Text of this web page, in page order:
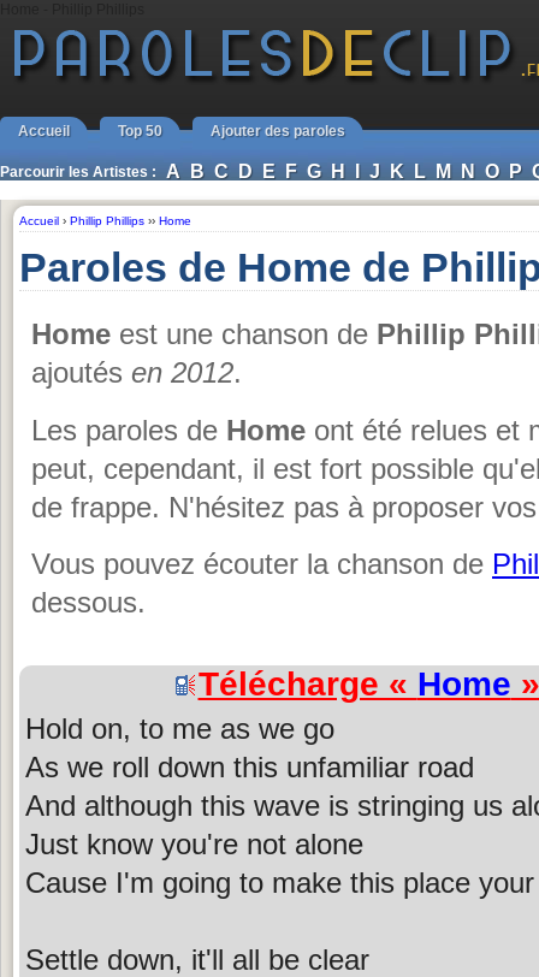
Accueil Top 50 Ajouter des paroles
Parcourir les Artistes : A B C D E F G H I J K L M N O P
Accueil › Phillip Phillips ›› Home
Paroles de Home de
Home est une chanson de Phillip
ajoutés en 2012.
Les paroles de Home ont été relues et
peut, cependant, il est fort possible
de frappe. N'hésitez pas à proposer
Vous pouvez écouter la chanson de
dessous.
Télécharge « Home
Hold on, to me as we go
As we roll down this unfamiliar road
And although this wave is stringing us
Just know you're not alone
Cause I'm going to make this place
Settle down, it'll all be clear